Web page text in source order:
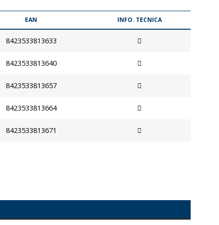
EAN INFO. TECNICA
8423533813633
8423533813640
8423533813657
8423533813664
8423533813671